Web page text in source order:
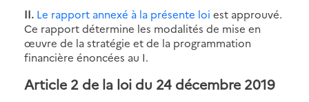
II. Le rapport annexé à la présente loi est approuvé.
Ce rapport détermine les modalités de mise en
œuvre de la stratégie et de la programmation
financière énoncées au I.
Article 2 de la loi du 24 décembre 2019